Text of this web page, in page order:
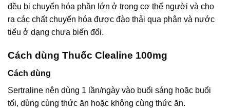
đều bị chuyển hóa phần lớn ở trong cơ thể người và cho
ra các chất chuyển hóa được đào thải qua phân và nước
tiểu ở dạng chưa biến đổi.
Cách dùng Thuốc Clealine 100mg
Cách dùng
Sertraline nên dùng 1 lần/ngày vào buổi sáng hoặc buổi
tối, dùng cùng thức ăn hoặc không cùng thức ăn.